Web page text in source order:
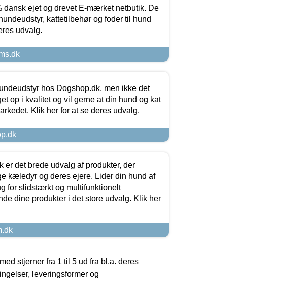
dansk ejet og drevet E-mærket netbutik. De
kattetilbehør og foder til hund
udvalg.
hos Dogshop.dk, men ikke det
op i kvalitet og vil gerne at din hund og kat
Klik her for at se deres udvalg.
er det brede udvalg af produkter, der
kæledyr og deres ejere. Lider din hund af
for slidstærkt og multifunktionelt
dine produkter i det store udvalg. Klik her
stjerner fra 1 til 5 ud fra bl.a. deres
leveringsformer og